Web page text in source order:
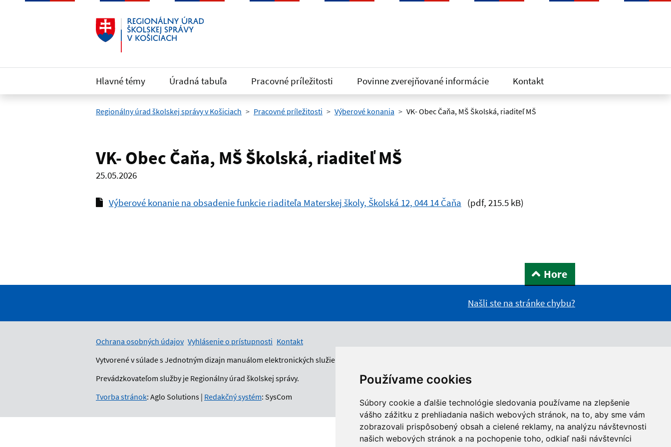
Používame cookies
Súbory cookie a ďalšie technológie sledovania používame na zlepšenie
vášho zážitku z prehliadania našich webových stránok, na to, aby sme vám
zobrazovali prispôsobený obsah a cielené reklamy, na analýzu návštevnosti
našich webových stránok a na pochopenie toho, odkiaľ naši návštevníci
Preskočiť na hlavný obsah
Hlavné témy Úradná tabuľa Pracovné príležitosti Povinne zverejňované informácie Kontakt
Regionálny úrad školskej správy v Košiciach Pracovné príležitosti Výberové konania VK- Obec Čaňa, MŠ Školská, riaditeľ MŠ
VK- Obec Čaňa, MŠ Školská, riaditeľ MŠ
25.05.2026
Výberové konanie na obsadenie funkcie riaditeľa Materskej školy, Školská 12, 044 14 Čaňa (pdf, 215.5 kB)
Hore
Našli ste na stránke chybu?
Ochrana osobných údajov Vyhlásenie o prístupnosti Kontakt
Vytvorené v súlade s Jednotným dizajn manuálom elektronických služieb.
Prevádzkovateľom služby je Regionálny úrad školskej správy.
Tvorba stránok: Aglo Solutions | Redakčný systém: SysCom